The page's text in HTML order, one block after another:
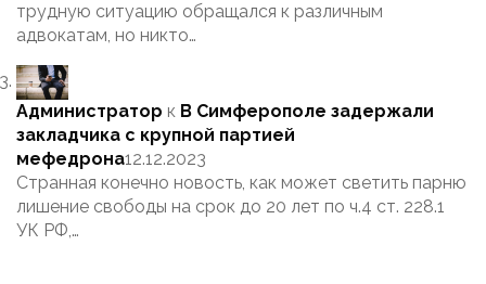
трудную ситуацию обращался к различным
адвокатам, но никто…
Администратор к В Симферополе задержали
закладчика с крупной партией
мефедрона12.12.2023
Странная конечно новость, как может светить парню
лишение свободы на срок до 20 лет по ч.4 ст. 228.1
УК РФ,…